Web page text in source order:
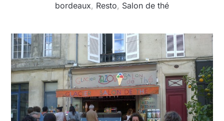
bordeaux, Resto, Salon de thé